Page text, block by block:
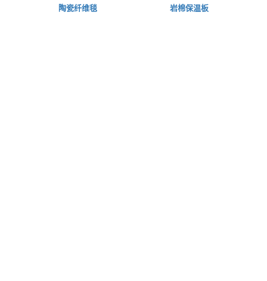
陶瓷纤维毯 岩棉保温板